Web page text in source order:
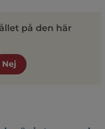
på den här
Nej